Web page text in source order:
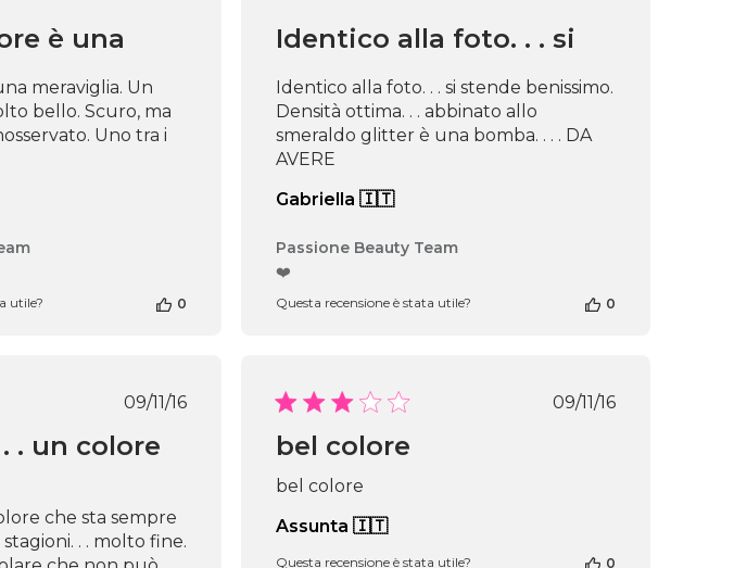
è una
meraviglia. Un
bello. Scuro, ma
Uno tra i
Commenti
del
Team
Apr
16
2026
utile? 0
Identico alla foto. . . si
Identico alla foto. . . si stende benissimo.
Densità ottima. . . abbinato allo
smeraldo glitter è una bomba. . . . DA
AVERE
Gabriella 🇮🇹
Commenti
del
2026
Passione Beauty Team
❤️
Questa recensione è stata utile? 0
Data
pubblicazione
09/11/16
. un colore
che sta sempre
. . molto fine.
Data
09/11/16
bel colore
bel colore
Assunta 🇮🇹
Questa recensione è stata utile? 0